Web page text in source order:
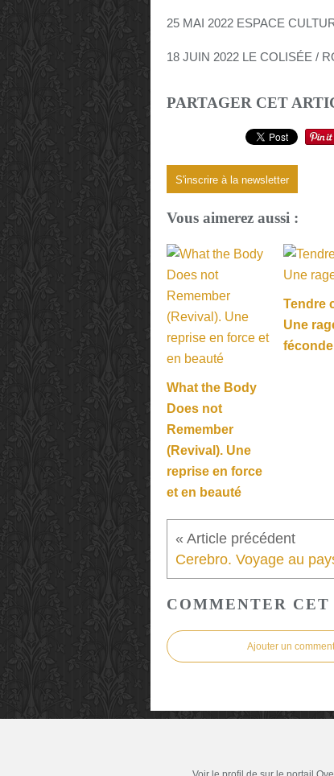
25 MAI 2022 ESPACE
18 JUIN 2022 LE COLISÉE /
PARTAGER CET
S'inscrire à la newsletter
Vous aimerez aussi :
What the Body
Does not
Remember
(Revival). Une
reprise en force
et en beauté
Tendre
Une
COMMENTER
Ajouter un